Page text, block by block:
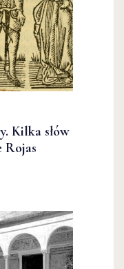
Kilka słów
Rojas